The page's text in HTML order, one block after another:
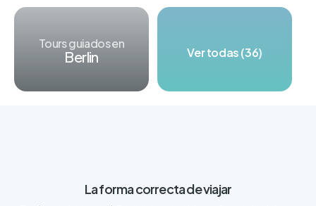
Tours guiados en
Berlin Ver todas (36)
La forma correcta de viajar